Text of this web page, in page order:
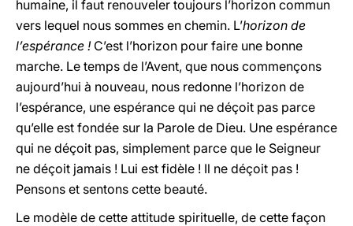
humaine, il faut renouveler toujours l’horizon commun
vers lequel nous sommes en chemin. L’horizon de
l’espérance !C’est l’horizon pour faire une bonne
marche. Le temps de l’Avent, que nous commençons
aujourd’hui à nouveau, nous redonne l’horizon de
l’espérance, une espérance qui ne déçoit pas parce
qu’elle est fondée sur la Parole de Dieu. Une espérance
qui ne déçoit pas, simplement parce que le Seigneur
ne déçoit jamais ! Lui est fidèle ! Il ne déçoit pas !
Pensons et sentons cette beauté.
Le modèle de cette attitude spirituelle, de cette façon